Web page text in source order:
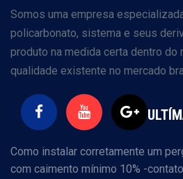
Somos uma empresa
policarbonato, sistema e seus
produto na medida certa dentro do
qualidade existente no mercado
Como instalar corretamente um
com caimento mínimo 10% -